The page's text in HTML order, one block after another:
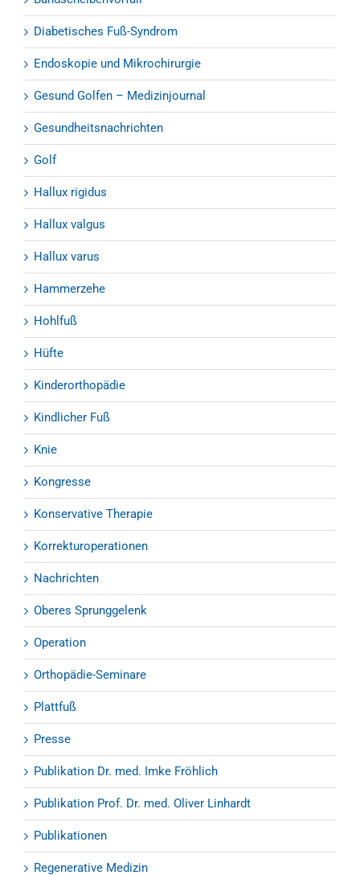
Diabetisches Fuß-Syndrom
Endoskopie und Mikrochirurgie
Gesund Golfen – Medizinjournal
Gesundheitsnachrichten
Golf
Hallux rigidus
Hallux valgus
Hallux varus
Hammerzehe
Hohlfuß
Hüfte
Kinderorthopädie
Kindlicher Fuß
Knie
Kongresse
Konservative Therapie
Korrekturoperationen
Nachrichten
Oberes Sprunggelenk
Operation
Orthopädie-Seminare
Plattfuß
Presse
Publikation Dr. med. Imke Fröhlich
Publikation Prof. Dr. med. Oliver Linhardt
Publikationen
Regenerative Medizin